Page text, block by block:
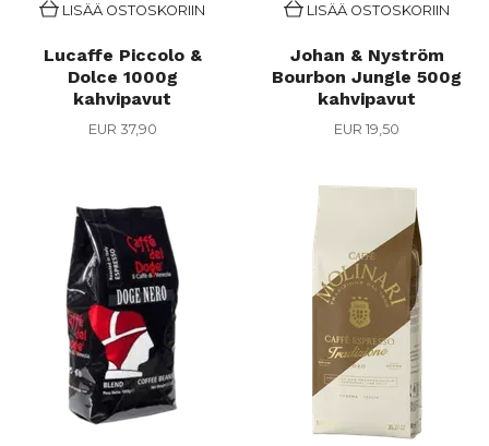
LISÄÄ OSTOSKORIIN
Lucaffe Piccolo &
Dolce 1000g
kahvipavut
EUR 37,90
LISÄÄ OSTOSKORIIN
Johan & Nyström
Bourbon Jungle 500g
kahvipavut
EUR 19,50